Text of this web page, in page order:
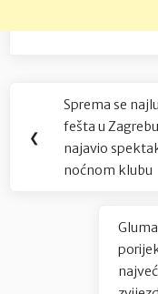
Navigacija
objava
❮
Previous
Post:
Sprema se
fešta u
najavio
noćnom klubu
Next